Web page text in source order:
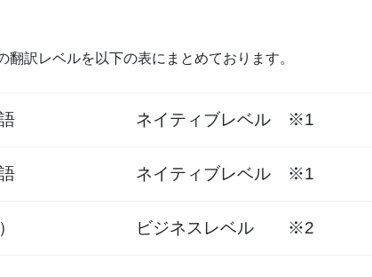
翻訳レベルを以下の表にまとめております。
ネイティブレベル ※1
ネイティブレベル ※1
ビジネスレベル ※2